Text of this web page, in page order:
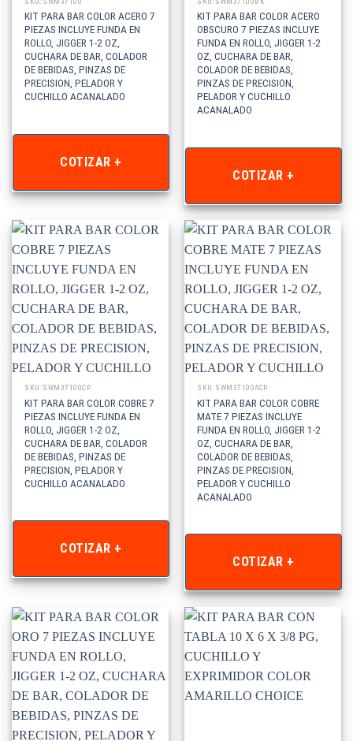
KIT PARA BAR COLOR ACERO 7
PIEZAS INCLUYE FUNDA EN
ROLLO, JIGGER 1-2 OZ,
CUCHARA DE BAR, COLADOR
DE BEBIDAS, PINZAS DE
PRECISION, PELADOR Y
CUCHILLO ACANALADO
COTIZAR +
KIT PARA BAR COLOR ACERO
OBSCURO 7 PIEZAS INCLUYE
FUNDA EN ROLLO, JIGGER 1-2
OZ, CUCHARA DE BAR,
COLADOR DE BEBIDAS,
PINZAS DE PRECISION,
PELADOR Y CUCHILLO
ACANALADO
COTIZAR +
SKU: SWM37100CP
KIT PARA BAR COLOR COBRE 7
PIEZAS INCLUYE FUNDA EN
ROLLO, JIGGER 1-2 OZ,
CUCHARA DE BAR, COLADOR
DE BEBIDAS, PINZAS DE
PRECISION, PELADOR Y
CUCHILLO ACANALADO
COTIZAR +
SKU: SWM37100ACP
KIT PARA BAR COLOR COBRE
MATE 7 PIEZAS INCLUYE
FUNDA EN ROLLO, JIGGER 1-2
OZ, CUCHARA DE BAR,
COLADOR DE BEBIDAS,
PINZAS DE PRECISION,
PELADOR Y CUCHILLO
ACANALADO
COTIZAR +